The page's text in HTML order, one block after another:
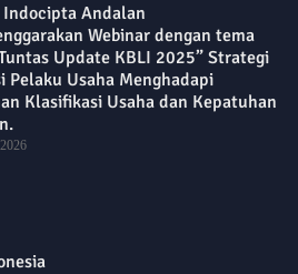
Indocipta Andalan
Webinar dengan tema
Update KBLI 2025” Strategi
Pelaku Usaha Menghadapi
Klasifikasi Usaha dan Kepatuhan